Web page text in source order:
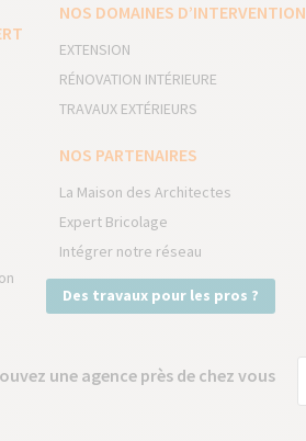
NOS DOMAINES D’INTERVENTION
EXTENSION
RÉNOVATION INTÉRIEURE
TRAVAUX EXTÉRIEURS
NOS PARTENAIRES
La Maison des Architectes
Expert Bricolage
Intégrer notre réseau
Des travaux pour les pros ?
une agence près de chez vous